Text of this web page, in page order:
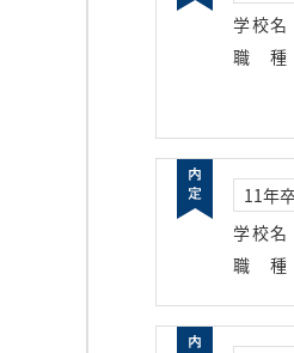
学校名
職種
11年
学校名
職種